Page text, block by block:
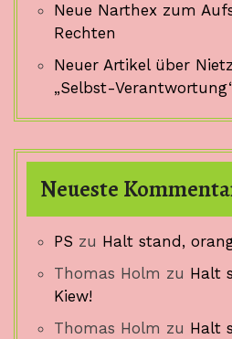
Neue Narthex zum
Rechten
Neuer Artikel über
„Selbst-
Neueste
PS zu Halt stand,
Thomas Holm zu Halt
Kiew!
Thomas Holm zu Halt